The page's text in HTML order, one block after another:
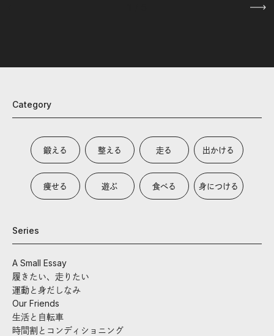
Category
鍛える 整える 走る 出かける
痩せる 遊ぶ 食べる 身につける
Series
A Small Essay
履きたい、走りたい
運動と身だしなみ
Our Friends
生活と自転車
時間割とコンディショニング